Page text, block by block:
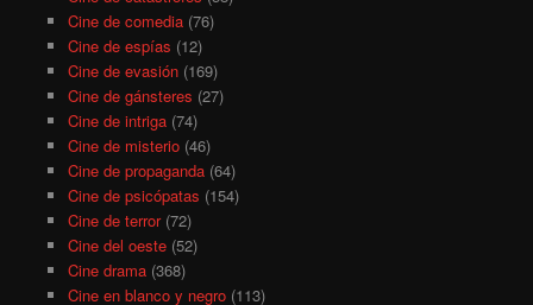
Cine de comedia(76)
Cine de espías (12)
Cine de evasión(169)
Cine de gánsteres (27)
Cine de intriga(74)
Cine de misterio(46)
Cine de propaganda(64)
Cine de psicópatas (154)
Cine de terror(72)
Cine del oeste(52)
Cine drama(368)
Cine en blanco y negro(113)